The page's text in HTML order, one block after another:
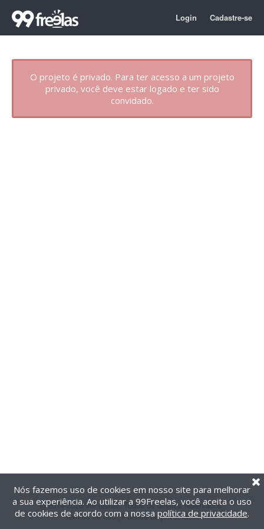
Login Cadastre-se
O projeto é privado. Para ter acesso a um projeto
privado, você deve estar logado e ter sido
convidado.
@2014-2026 99Freelas. Todos os direitos reservados.
Termos de uso| Política de privacidade
Nós fazemos uso de cookies em nosso site para melhorar
a sua experiência. Ao utilizar a 99Freelas, você aceita o uso
de cookies de acordo com a nossa política de privacidade.